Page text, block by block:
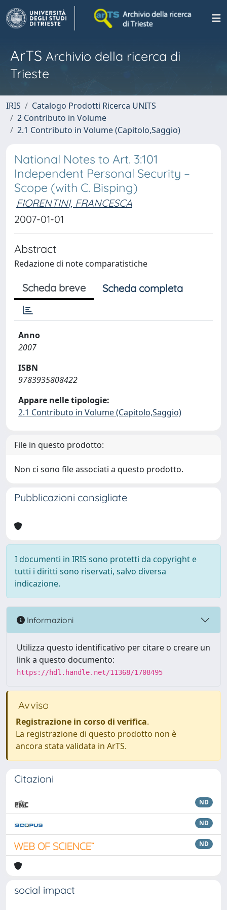
ArTS Archivio della ricerca di
Trieste
IRIS
Catalogo Prodotti Ricerca UNITS
2 Contributo in Volume
2.1 Contributo in Volume (Capitolo,Saggio)
National Notes to Art. 3:101
Independent Personal Security –
Scope (with C. Bisping)
FIORENTINI, FRANCESCA
2007-01-01
Abstract
Redazione di note comparatistiche
Scheda breve Scheda completa
Anno
2007
ISBN
9783935808422
Appare nelle tipologie:
2.1 Contributo in Volume (Capitolo,Saggio)
File in questo prodotto:
Non ci sono file associati a questo prodotto.
Pubblicazioni consigliate
I documenti in IRIS sono protetti da copyright e
tutti i diritti sono riservati, salvo diversa
indicazione.
Informazioni
Utilizza questo identificativo per citare o creare un
link a questo documento:
https://hdl.handle.net/11368/1708495
Avviso
Registrazione in corso di verifica.
La registrazione di questo prodotto non è
ancora stata validata in ArTS.
Citazioni
ND
ND
ND
social impact